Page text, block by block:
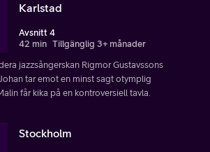
Karlstad
Avsnitt 4
42 min Tillgänglig 3+ månader
jazzsångerskan Rigmor Gustavssons
tar emot en minst sagt otymplig
får kika på en kontroversiell tavla.
Stockholm